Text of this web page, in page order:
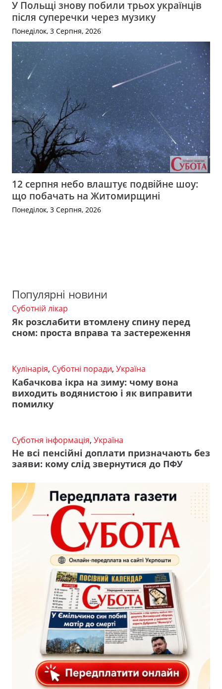
У Польщі знову побили трьох українців
після суперечки через музику
Понеділок, 3 Серпня, 2026
12 серпня небо влаштує подвійне шоу:
що побачать на Житомирщині
Понеділок, 3 Серпня, 2026
Популярні новини
Суботній лікар
Як розслабити втомлену спину перед
сном: проста вправа та застереження
Кулінарія, Суботні поради, Україна
Кабачкова ікра на зиму: чому вона
виходить водянистою і як виправити
помилку
Суботня інформація, Україна
Не всі пенсійні доплати призначають без
заяви: кому слід звернутися до ПФУ